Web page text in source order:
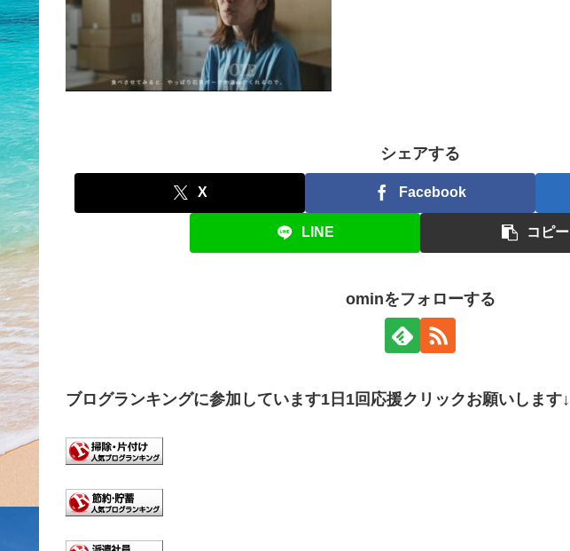
シェアする
X Facebook
LINE コピー
ominをフォローする
ブログランキングに参加しています1日1回応援クリックお願いします↓